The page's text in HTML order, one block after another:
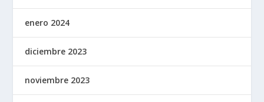
enero 2024
diciembre 2023
noviembre 2023